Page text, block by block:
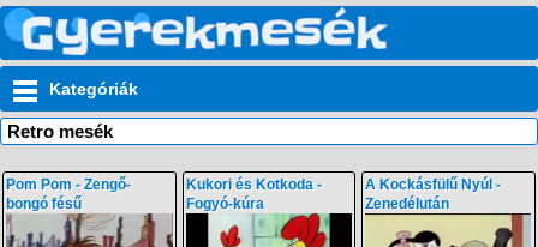
Kategóriák
Retro mesék
Pom Pom - Zengő-
bongó fésű
Kukori és Kotkoda -
Fogyó-kúra
A Kockásfülű Nyúl -
Zenedélután